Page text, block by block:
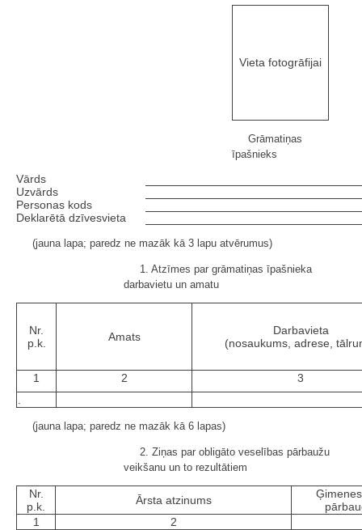
Vieta fotogrāfijai
Grāmatiņas
īpašnieks
Vārds
Uzvārds
Personas kods
Deklarētā dzīvesvieta
(jauna lapa; paredz ne mazāk kā 3 lapu atvērumus)
1. Atzīmes par grāmatiņas īpašnieka
darbavietu un amatu
Nr.
p.k.
Amats
Darbavieta
(nosaukums, adrese,
1 2
3
.
(jauna lapa; paredz ne mazāk kā 6 lapas)
2. Ziņas par obligāto veselības pārbaužu
veikšanu un to rezultātiem
Nr.
p.k.
Ārsta atzinums
1
2